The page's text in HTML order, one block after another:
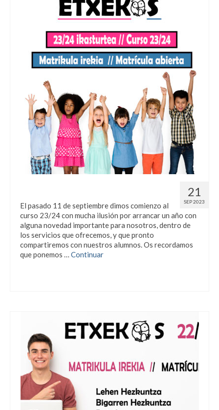
21
SEP 2023
El pasado 11 de septiembre dimos comienzo al
curso 23/24 con mucha ilusión por arrancar un año con
alguna novedad importante para nosotros, dentro de
los servicios que ofrecemos, y que pronto
compartiremos con nuestros alumnos. Os recordamos
que ponemos … Continuar